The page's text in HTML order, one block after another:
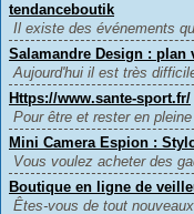
tendanceboutik
Il existe des événements
Salamandre Design : plan
Aujourd'hui il est très
Https://www.sante-sport.fr/
Pour être et rester en
Mini Camera Espion :
Vous voulez acheter des
Boutique en ligne de
Êtes-vous de tout